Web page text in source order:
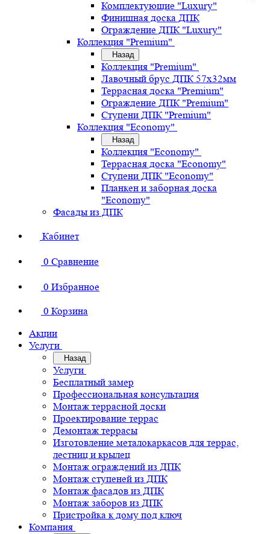
Комплектующие "Luxury"
Финишная доска ДПК
Ограждение ДПК "Luxury"
Коллекция "Premium"
Назад
Коллекция "Premium"
Лавочный брус ДПК 57х32мм
Террасная доска "Premium"
Ограждение ДПК "Premium"
Ступени ДПК "Premium"
Коллекция "Economy"
Назад
Коллекция "Economy"
Террасная доска "Economy"
Ступени ДПК "Economy"
Планкен и заборная доска
"Economy"
Фасады из ДПК
Кабинет
0 Сравнение
0 Избранное
0 Корзина
Акции
Услуги
Назад
Услуги
Бесплатный замер
Профессиональная консультация
Монтаж террасной доски
Проектирование террас
Демонтаж террасы
Изготовление металокаркасов для террас,
лестниц и крылец
Монтаж ограждений из ДПК
Монтаж ступеней из ДПК
Монтаж фасадов из ДПК
Монтаж заборов из ДПК
Пристройка к дому под ключ
Компания